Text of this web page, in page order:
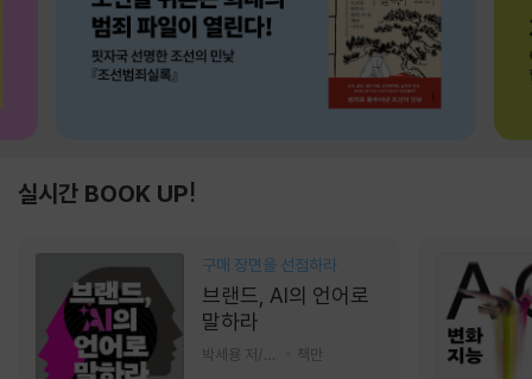
실시간 BOOK UP!
구매 장면을 선점하라
브랜드, AI의 언어로
말하라
책만